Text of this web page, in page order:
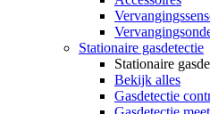
Stationaire gasdetectie
Stationaire
Bekijk alles
Gasdetectie